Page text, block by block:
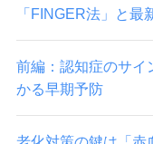
「FINGER法」と最
前編：認知症のサイ
かる早期予防